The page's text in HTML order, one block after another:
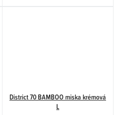
District 70 BAMBOO miska krémová
L